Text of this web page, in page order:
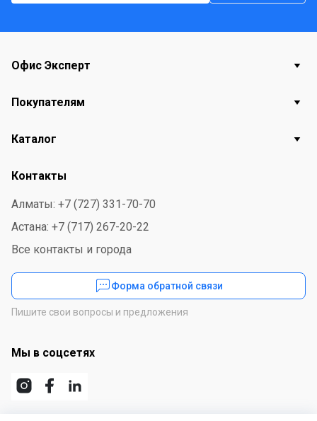
Офис Эксперт
Покупателям
Каталог
Контакты
Алматы: +7 (727) 331-70-70
Астана: +7 (717) 267-20-22
Все контакты и города
Форма обратной связи
Пишите свои вопросы и предложения
Мы в соцсетях